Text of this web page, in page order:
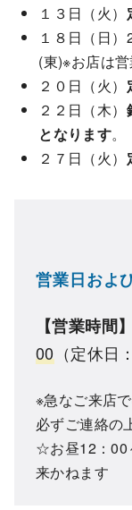
１３日（火）
１８日（日
(東)※お店は
２０日（火）
２２日（木）
となります。
２７日（火）
営業日およ
【営業時間
00 （定休日
※急なご来店
必ずご連絡の
☆お昼12：00
来かねます